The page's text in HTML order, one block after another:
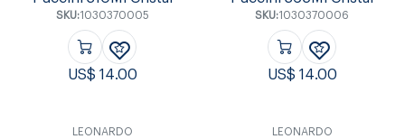
SKU:1030370005
US$ 14.00
SKU:1030370006
US$ 14.00
LEONARDO LEONARDO